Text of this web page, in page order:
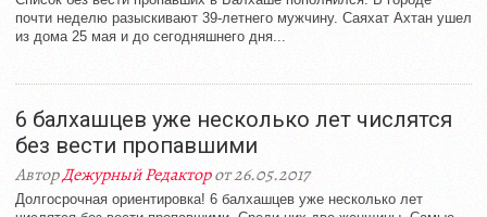
почти неделю разыскивают 39-летнего мужчину. Саяхат Ахтан ушел
из дома 25 мая и до сегодняшнего дня...
6 балхашцев уже несколько лет числятся
без вести пропавшими
АвторДежурный Редакторот 26.05.2017
Долгосрочная ориентировка! 6 балхашцев уже несколько лет